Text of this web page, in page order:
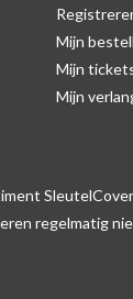
modellen:
uw model
Mijn
Mijn
Mijn
regelmatig